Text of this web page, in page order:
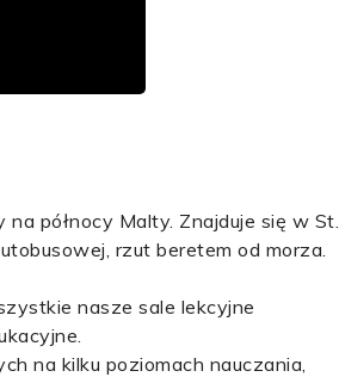
północy Malty. Znajduje się w St.
rzut beretem od morza.
nasze sale lekcyjne
na kilku poziomach nauczania,